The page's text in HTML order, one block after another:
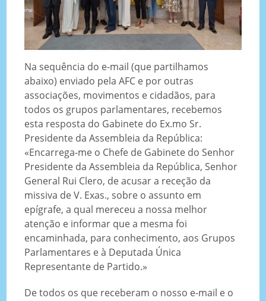
Na sequência do e-mail (que partilhamos
abaixo) enviado pela AFC e por outras
associações, movimentos e cidadãos, para
todos os grupos parlamentares, recebemos
esta resposta do Gabinete do Ex.mo Sr.
Presidente da Assembleia da República:
«Encarrega-me o Chefe de Gabinete do Senhor
Presidente da Assembleia da República, Senhor
General Rui Clero, de acusar a receção da
missiva de V. Exas., sobre o assunto em
epígrafe, a qual mereceu a nossa melhor
atenção e informar que a mesma foi
encaminhada, para conhecimento, aos Grupos
Parlamentares e à Deputada Única
Representante de Partido.»
De todos os que receberam o nosso e-mail e o